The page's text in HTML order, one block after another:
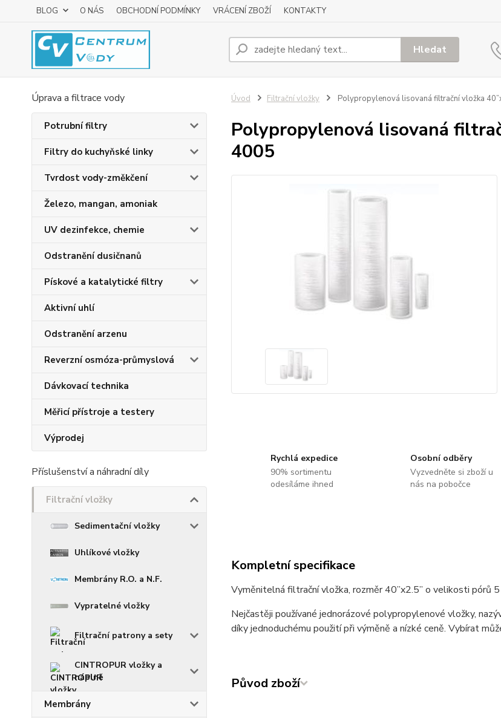
BLOG O NÁS OBCHODNÍ PODMÍNKY VRÁCENÍ ZBOŽÍ KONTAKTY
Hledat
Úprava a filtrace vody
Potrubní filtry
Filtry do kuchyňské linky
Tvrdost vody-změkčení
Železo, mangan, amoniak
UV dezinfekce, chemie
Odstranění dusičnanů
Pískové a katalytické filtry
Aktivní uhlí
Odstranění arzenu
Reverzní osmóza-průmyslová
Dávkovací technika
Měřicí přístroje a testery
Výprodej
Příslušenství a náhradní díly
Filtrační vložky
Sedimentační vložky
Uhlíkové vložky
Membrány R.O. a N.F.
Vypratelné vložky
Filtrační patrony a sety
CINTROPUR vložky a
náplně
Membrány
Úvod Filtrační vložky Polypropylenová lisovaná filtrační vložka
Polypropylenová lisovaná
4005
Rychlá expedice
90% sortimentu
odesíláme ihned
Osobní odběry
Vyzvedněte si zboží u
nás na pobočce
Kompletní specifikace
Vyměnitelná filtrační vložka, rozměr 40”x2.5” o velikosti pórů
Nejčastěji používané jednorázové polypropylenové vložky,
díky jednoduchému použití při výměně a nízké ceně. Vybírat
Původ zboží